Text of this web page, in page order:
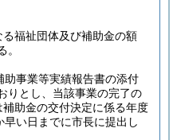
福祉団体及び補助金の額
。
助事業等実績報告書の添付
りとし、当該事業の完了の
助金の交付決定に係る年度
い日までに市長に提出し